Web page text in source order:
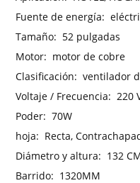
Fuente de energía:
Tamaño: 52 pulgadas
Motor: motor de cobre
Clasificación: ventilador
Voltaje / Frecuencia: 220
Poder: 70W
hoja: Recta,
Diámetro y altura: 132
Barrido: 1320MM